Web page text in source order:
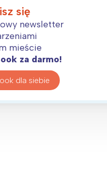
się
newsletter
mieście
za darmo!
dla siebie